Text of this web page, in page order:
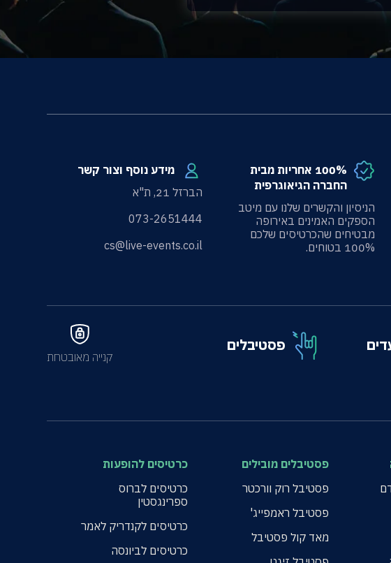
100% אחריות מבית
החברה הגיאוגרפית
הניסיון והקשרים שלנו עם מיטב
הספקים האמינים באירופה
מבטיחים שהכרטיסים שלכם
100% בטוחים.
מידע נוסף וצור קשר
הברזל 21, ת"א
073-2651444
cs@live-events.co.il
פסטיבלים
קנייה מאובטחת
פסטיבלים מובילים
פסטיבל רוק וורכטר
פסטיבל ראמפייג'
מאד קול פסטיבל
כרטיסים להופעות
כרטיסים לברוס
ספרינגסטין
כרטיסים לקנדריק לאמר
כרטיסים לביונסה